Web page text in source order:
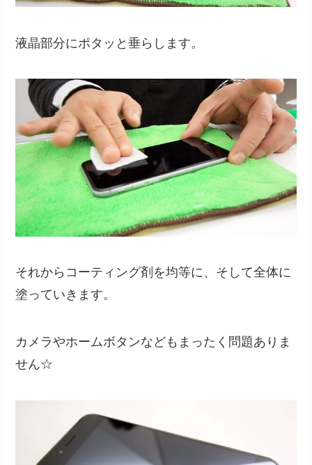
液晶部分にポタッと垂らします。
それからコーティング剤を均等に、そして全体に
塗っていきます。
カメラやホームボタンなどもまったく問題ありま
せん☆